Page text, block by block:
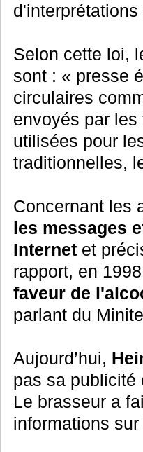
Selon cette loi,
sont : « presse
circulaires
envoyés par
utilisées pour
traditionnelles,
Concernant les
les messages
Internetet
rapport, en
faveur de
parlant du
Aujourd’hui,
pas sa publicité
Le brasseur a
informations